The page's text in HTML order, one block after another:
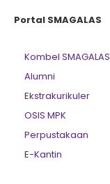
Portal SMAGALAS
Kombel SMAGALAS
Alumni
Ekstrakurikuler
OSIS MPK
Perpustakaan
E-Kantin